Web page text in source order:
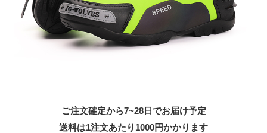
ご注文確定から7~28日でお届け予定
送料は1注文あたり 1000円かかります